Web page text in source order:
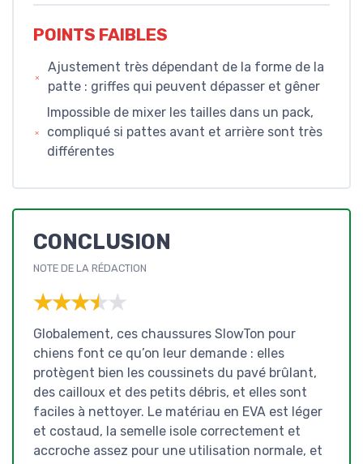
POINTS FAIBLES
Ajustement très dépendant de la forme de la
patte : griffes qui peuvent dépasser et gêner
Impossible de mixer les tailles dans un pack,
compliqué si pattes avant et arrière sont très
différentes
CONCLUSION
NOTE DE LA RÉDACTION
★★★★★
★★★★★
Globalement, ces chaussures SlowTon pour
chiens font ce qu’on leur demande : elles
protègent bien les coussinets du pavé brûlant,
des cailloux et des petits débris, et elles sont
faciles à nettoyer. Le matériau en EVA est léger
et costaud, la semelle isole correctement et
accroche assez pour une utilisation normale, et